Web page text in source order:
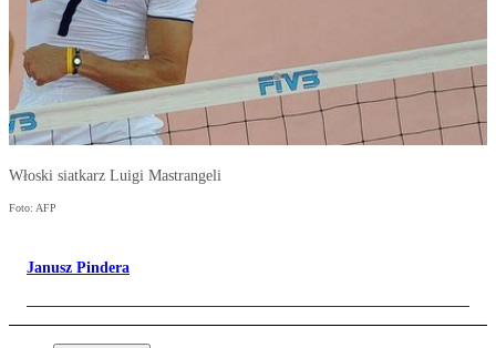
Włoski siatkarz Luigi Mastrangeli
Foto: AFP
Janusz Pindera